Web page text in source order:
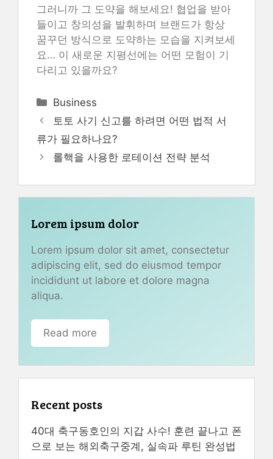
그러니까 그 도약을 해보세요! 협업을 받아
들이고 창의성을 발휘하며 브랜드가 항상
꿈꾸던 방식으로 도약하는 모습을 지켜보세
요… 이 새로운 지평선에는 어떤 모험이 기
다리고 있을까요?
Categories
Business
토토 사기 신고를 하려면 어떤 법적 서
류가 필요하나요?
롤핵을 사용한 로테이션 전략 분석
Lorem ipsum dolor
Lorem ipsum dolor sit amet, consectetur
adipiscing elit, sed do eiusmod tempor
incididunt ut labore et dolore magna
aliqua.
Read more
Recent posts
40대 축구동호인의 지갑 사수! 훈련 끝나고 폰
으로 보는 해외축구중계, 실속파 루틴 완성법